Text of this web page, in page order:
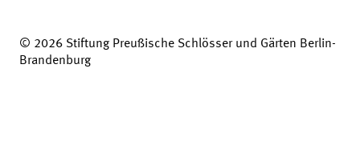
© 2026 Stiftung Preußische Schlösser und Gärten Berlin-
Brandenburg